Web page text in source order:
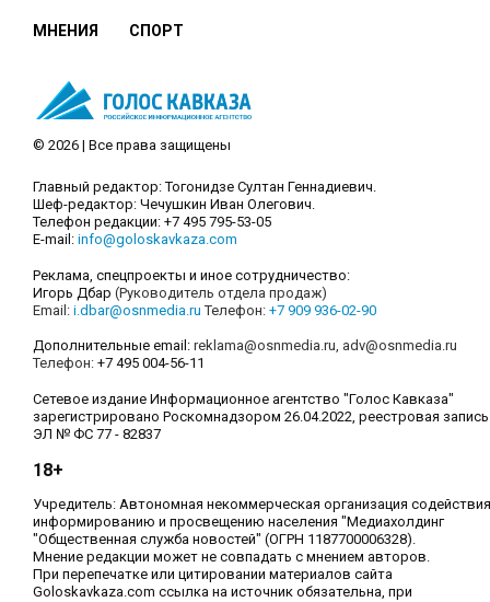
МНЕНИЯ СПОРТ
© 2026 | Все права защищены
Главный редактор: Тогонидзе Султан Геннадиевич.
Шеф-редактор: Чечушкин Иван Олегович.
Телефон редакции: +7 495 795-53-05
E-mail: info@goloskavkaza.com
Реклама, спецпроекты и иное сотрудничество:
Игорь Дбар (Руководитель отдела продаж)
Email: i.dbar@osnmedia.ru Телефон: +7 909 936-02-90
Дополнительные email: reklama@osnmedia.ru, adv@osnmedia.ru
Телефон: +7 495 004-56-11
Сетевое издание Информационное агентство "Голос Кавказа"
зарегистрировано Роскомнадзором 26.04.2022, реестровая запись
ЭЛ № ФС 77 - 82837
18+
Учредитель: Автономная некоммерческая организация содействия
информированию и просвещению населения "Медиахолдинг
"Общественная служба новостей" (ОГРН 1187700006328).
Мнение редакции может не совпадать с мнением авторов.
При перепечатке или цитировании материалов сайта
Goloskavkaza.com ссылка на источник обязательна, при